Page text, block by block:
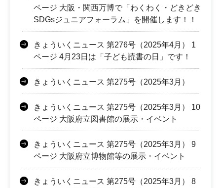
ページ 大阪・関西万博で「わくわく・どきどき
SDGsジュニアフォーラム」を開催します！！
きょういくニュース 第276号（2025年4月） 1
ページ 4月23日は「子ども読書の日」です！
きょういくニュース 第275号（2025年3月）
きょういくニュース 第275号（2025年3月） 10
ページ 大阪府立図書館の展示・イベント
きょういくニュース 第275号（2025年3月） 9
ページ 大阪府立博物館等の展示・イベント
きょういくニュース 第275号（2025年3月） 8